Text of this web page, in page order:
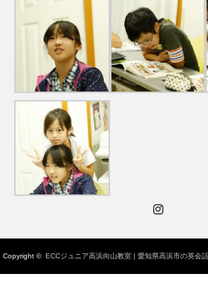
Copyright © ECCジュニア高浜向山教室 | 愛知県高浜市の英会